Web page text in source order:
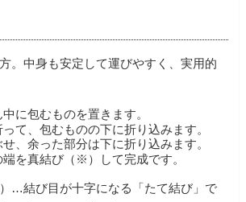
。中身も安定して運びやすく、実用的
に包むものを置きます。
て、包むものの下に折り込みます。
、余った部分は下に折り込みます。
を真結び（※）して完成です。
…結び目が十字になる「たて結び」で